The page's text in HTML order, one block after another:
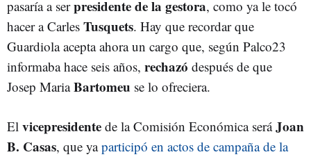
pasaría a serpresidente de la gestora, como ya le tocó
hacer a Carles Tusquets. Hay que recordar que
Guardiola acepta ahora un cargo que, según Palco23
informaba hace seis años, rechazó después de que
Josep MariaBartomeu se lo ofreciera.
El vicepresidente de la Comisión Económica seráJoan
B. Casas, que yaparticipó en actos de campaña de la